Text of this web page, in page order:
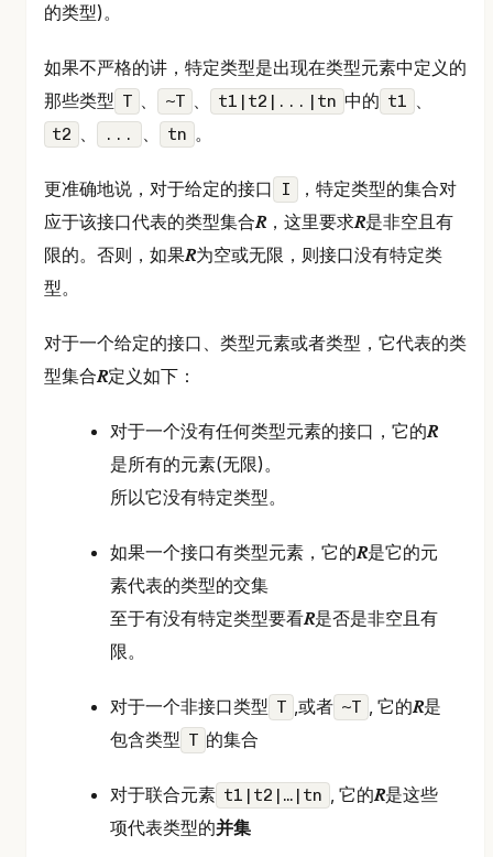
的类型)。
如果不严格的讲，特定类型是出现在类型元素中定义的
那些类型 T 、 ~T 、 t1|t2|...|tn 中的 t1 、
t2 、 ... 、 tn 。
更准确地说，对于给定的接口 I
，特定类型的集合对
应于该接口代表的类型集合𝑅 ，这里要求𝑅是非空且有
限的。否则，如果𝑅为空或无限，则接口没有特定类
型。
对于一个给定的接口、类型元素或者类型，它代表的类
型集合𝑅定义如下：
对于一个没有任何类型元素的接口，它的𝑅
是所有的元素(无限)。
所以它没有特定类型。
如果一个接口有类型元素，它的𝑅是它的元
素代表的类型的交集
至于有没有特定类型要看𝑅是否是非空且有
限。
对于一个非接口类型 T ,或者 ~T , 它的𝑅是
包含类型 T 的集合
对于联合元素 t1|t2|…|tn , 它的𝑅是这些
项代表类型的并集